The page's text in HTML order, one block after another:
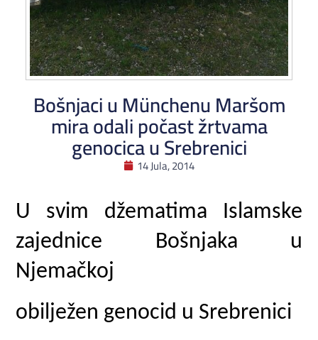
Bošnjaci u Münchenu Maršom
mira odali počast žrtvama
genocica u Srebrenici
14 Jula, 2014
U svim džematima Islamske
zajednice Bošnjaka u
Njemačkoj
obilježen genocid u Srebrenici